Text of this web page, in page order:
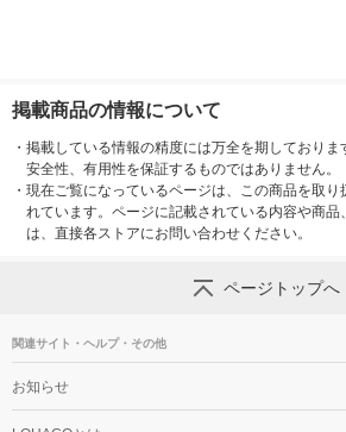
掲載商品の情報について
・ 掲載している情報の精度には万全を期しておりま
安全性、有用性を保証するものではありません。
・ 現在ご覧になっているページは、この商品を取り
れています。ページに記載されている内容や商品
は、直接各ストアにお問い合わせください。
ページトップへ
関連サイト・ヘルプ・その他
お知らせ